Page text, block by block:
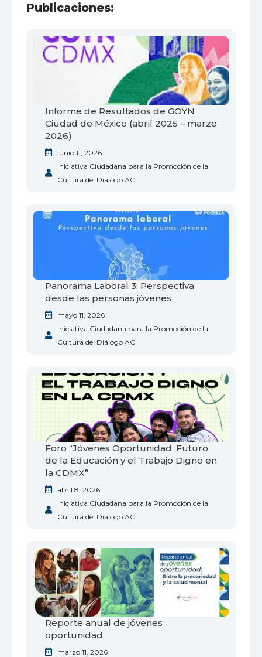
Publicaciones:
Informe de Resultados de GOYN
Ciudad de México (abril 2025 – marzo
2026)
junio 11, 2026
Iniciativa Ciudadana para la Promoción de la
Cultura del Diálogo AC
Panorama Laboral 3: Perspectiva
desde las personas jóvenes
mayo 11, 2026
Iniciativa Ciudadana para la Promoción de la
Cultura del Diálogo AC
Foro “Jóvenes Oportunidad: Futuro
de la Educación y el Trabajo Digno en
la CDMX”
abril 8, 2026
Iniciativa Ciudadana para la Promoción de la
Cultura del Diálogo AC
Reporte anual de jóvenes
oportunidad
marzo 11, 2026